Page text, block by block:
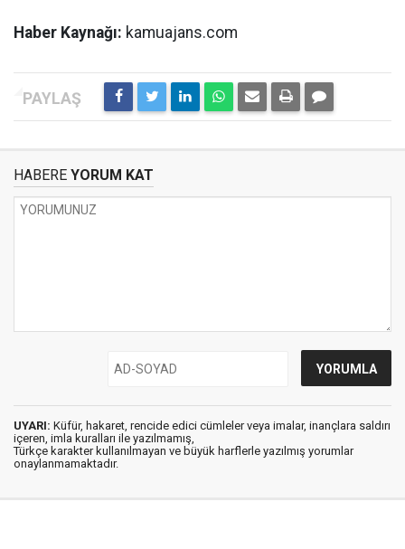
Haber Kaynağı: kamuajans.com
HABERE YORUM KAT
UYARI: Küfür, hakaret, rencide edici cümleler veya imalar, inançlara saldırı
içeren, imla kuralları ile yazılmamış,
Türkçe karakter kullanılmayan ve büyük harflerle yazılmış yorumlar
onaylanmamaktadır.